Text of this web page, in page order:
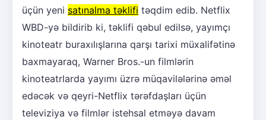
üçün yeni satınalma təklifi təqdim edib. Netflix
WBD-yə bildirib ki, təklifi qəbul edilsə, yayımçı
kinoteatr buraxılışlarına qarşı tarixi müxalifətinə
baxmayaraq, Warner Bros.-un filmlərin
kinoteatrlarda yayımı üzrə müqavilələrinə əməl
edəcək və qeyri-Netflix tərəfdaşları üçün
televiziya və filmlər istehsal etməyə davam